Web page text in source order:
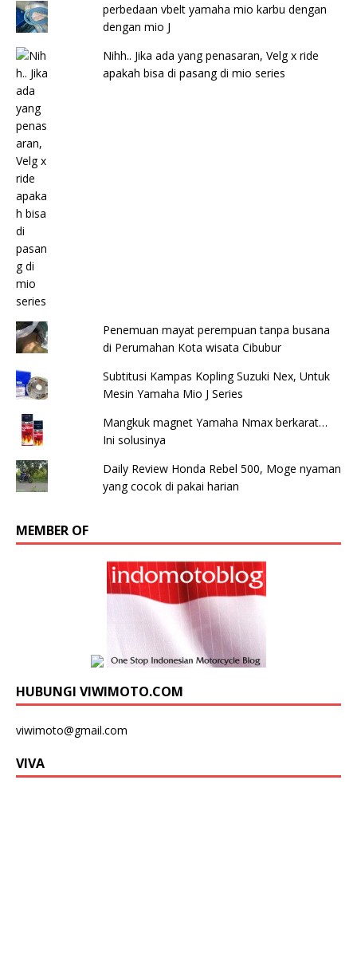
perbedaan vbelt yamaha mio karbu dengan
dengan mio J
Nihh.. Jika ada yang penasaran, Velg x ride
apakah bisa di pasang di mio series
Penemuan mayat perempuan tanpa busana
di Perumahan Kota wisata Cibubur
Subtitusi Kampas Kopling Suzuki Nex, Untuk
Mesin Yamaha Mio J Series
Mangkuk magnet Yamaha Nmax berkarat…
Ini solusinya
Daily Review Honda Rebel 500, Moge nyaman
yang cocok di pakai harian
MEMBER OF
HUBUNGI VIWIMOTO.COM
viwimoto@gmail.com
VIVA